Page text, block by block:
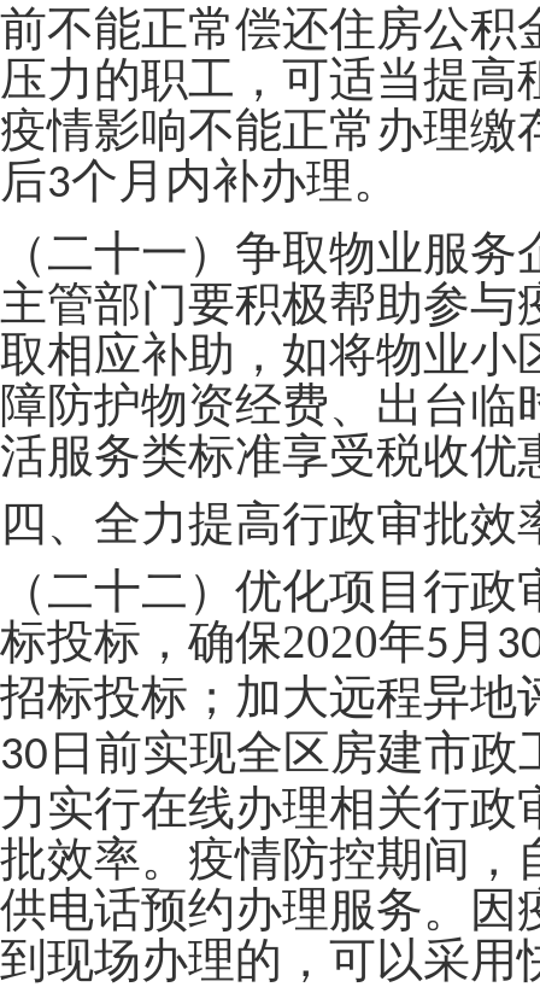
前不能正常偿还住房公积
压力的职工，可适当提
疫情影响不能正常办理缴
后3个月内补办理。
（二十一）争取物业服
主管部门要积极帮助参
取相应补助，如将物业小
障防护物资经费、出台
活服务类标准享受税收优
四、全力提高行政审批效
（二十二）优化项目行
标投标，确保2020年5 月
招标投标；加大远程异地
30 日前实现全区房建市
力实行在线办理相关行
批效率。疫情防控期间，
供电话预约办理服务。因
到现场办理的，可以采用